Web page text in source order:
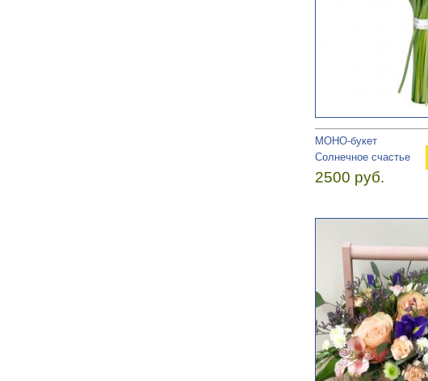
МОНО-букет
Солнечное счастье
2500 руб.